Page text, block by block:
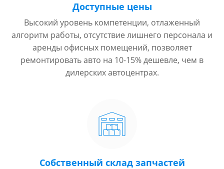
Доступные цены
Высокий уровень компетенции, отлаженный
алгоритм работы, отсутствие лишнего персонала и
аренды офисных помещений, позволяет
ремонтировать авто на 10-15% дешевле, чем в
дилерских автоцентрах.
Собственный склад запчастей